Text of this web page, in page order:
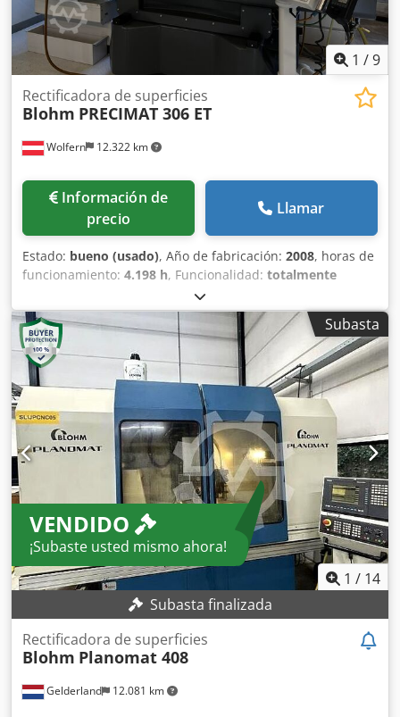
1 /9
Wolfern 12.322 km
Rectificadora de superficies
Blohm PRECIMAT 306 ET
Información de
precio
Llamar
Estado: bueno (usado), Año de fabricación: 2008, horas de
funcionamiento: 4.198 h, Funcionalidad: totalmente
, número de máquina/vehículo:
longitud de rectificado:600 mm, ancho de lijado:300 mm,
diámetro de disco rectificador:300 mm
, distancia de la
mesa al centro del husillo:
, ancho de disco
rectificador:
50 mm, peso total:3.000 kg
, espacio
necesario altura:2.300 mm, espacio necesario longitud:
2.960 mm
, espacio necesario anchura: 3.200 mm
Rectificadora plana de segunda mano Dodpfx Adjy Ry Dqe
Rsck Estado muy cuidado
Subasta
VENDIDO
¡Subaste usted mismo ahora!
1 / 14
Subasta finalizada
Gelderland 12.081 km
Rectificadora de superficies
Blohm Planomat 408